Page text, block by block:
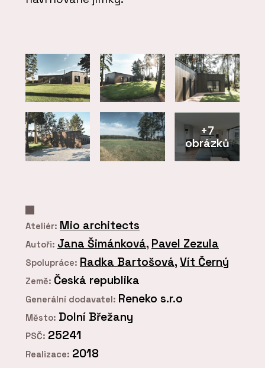
+7
obrázků
Ateliér: Mio architects
Autoři: Jana Šimánková, Pavel Zezula
Spolupráce: Radka Bartošová, Vít Černý
Země: Česká republika
Generální dodavatel: Reneko s.r.o
Město: Dolní Břežany
PSČ: 25241
Realizace: 2018